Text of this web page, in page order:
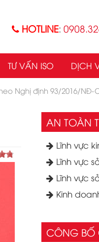
HOTLINE:
TƯ VẤN ISO DỊCH
Nghị định 93/2016/NĐ-
AN TOÀN
Lĩnh vực
Lĩnh vực
Lĩnh vực
Kinh
CÔNG BỐ